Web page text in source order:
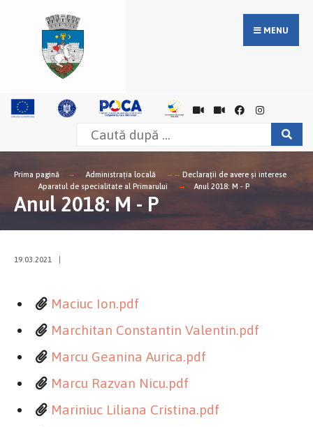
MENU
Prima pagină Administrația locală
Declarații de avere și interese
Aparatul de specialitate al Primarului
Anul 2018: M - P
Anul 2018: M - P
19.03.2021
Maciuc Ion.pdf
Marchitan Constantin Valentin.pdf
Marcu Geanina Aurica.pdf
Marcu Razvan Nicu.pdf
Mariniuc Liliana Cristina.pdf